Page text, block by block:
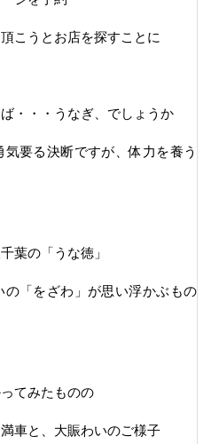
こうとお店を探すことに
・・・うなぎ、でしょうか
要る決断ですが、体力を養う
葉の「うな徳」
「をざわ」が思い浮かぶもの
てみたものの
車と、大賑わいのご様子